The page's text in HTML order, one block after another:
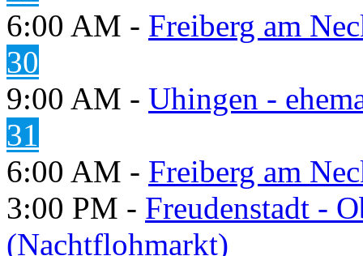
6:00 AM - Freiberg am
30
9:00 AM - Uhingen -
31
6:00 AM - Freiberg am
3:00 PM - Freudenstadt -
(Nachtflohmarkt)